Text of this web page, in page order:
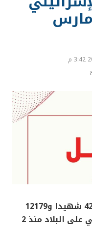
على البلاد منذ 2 مارس
عاجل: وزارة الصحة اللبنانية: 4230 شهيدا و12179
جريحا حصيلة العدوان الإسرائيلي على البلاد منذ 2